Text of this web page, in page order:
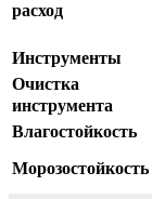
расход
Инструменты
Очистка
инструмента
Влагостойкость
Морозостойкость